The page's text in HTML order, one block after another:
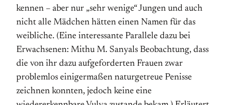
kennen – aber nur „sehr wenige“ Jungen und auch
nicht alle Mädchen hätten einen Namen für das
weibliche. (Eine interessante Parallele dazu bei
Erwachsenen: Mithu M. Sanyals Beobachtung, dass
die von ihr dazu auf­geforderten Frauen zwar
problemlos einigermaßen naturgetreue Penisse
zeichnen konnten, jedoch keine eine